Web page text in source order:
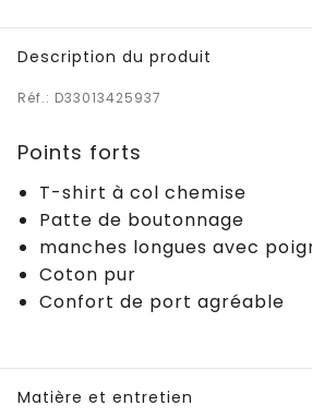
Description du produit
Réf.: D33013425937
Points forts
T-shirt à col chemise
Patte de boutonnage
manches longues avec
Coton pur
Confort de port agréable
Matière et entretien